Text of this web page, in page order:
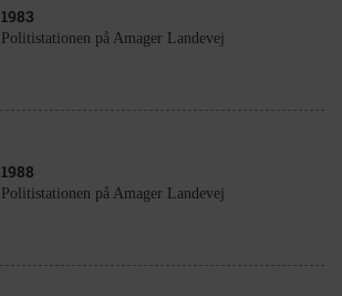
1983
Politistationen på Amager Landevej
1988
Politistationen på Amager Landevej